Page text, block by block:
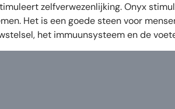
zelfverwezenlijking. Onyx
Het is een goede steen voor
het immuunsysteem en de